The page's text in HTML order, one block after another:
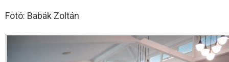
Fotó: Babák Zoltán